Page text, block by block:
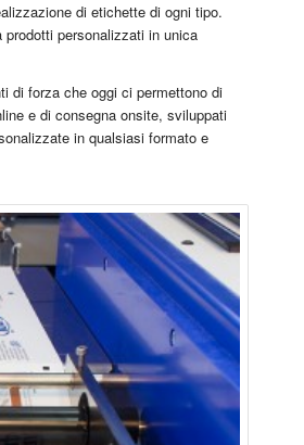
di etichette di ogni tipo.
personalizzati in unica
di forza che oggi ci permettono di
e di consegna onsite, sviluppati
in qualsiasi formato e